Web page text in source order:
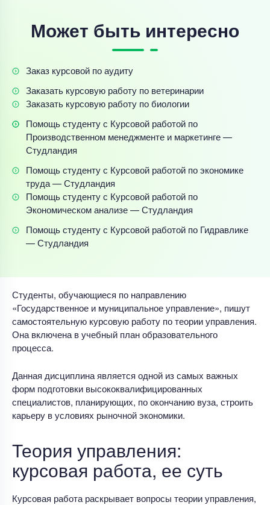
Может быть интересно
Заказ курсовой по аудиту
Заказать курсовую работу по ветеринарии
Заказать курсовую работу по биологии
Помощь студенту с Курсовой работой по
Производственном менеджменте и маркетинге —
Студландия
Помощь студенту с Курсовой работой по экономике
труда — Студландия
Помощь студенту с Курсовой работой по
Экономическом анализе — Студландия
Помощь студенту с Курсовой работой по Гидравлике
— Студландия
Студенты, обучающиеся по направлению
«Государственное и муниципальное управление», пишут
самостоятельную курсовую работу по теории управления.
Она включена в учебный план образовательного
процесса.
Данная дисциплина является одной из самых важных
форм подготовки высококвалифицированных
специалистов, планирующих, по окончанию вуза, строить
карьеру в условиях рыночной экономики.
Теория управления:
курсовая работа, ее суть
Курсовая работа раскрывает вопросы теории управления,